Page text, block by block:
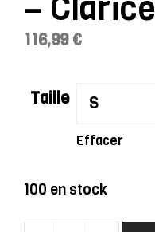
116,99€
Taille
Effacer
100 en stock